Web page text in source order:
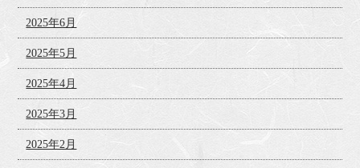
2025年6月
2025年5月
2025年4月
2025年3月
2025年2月